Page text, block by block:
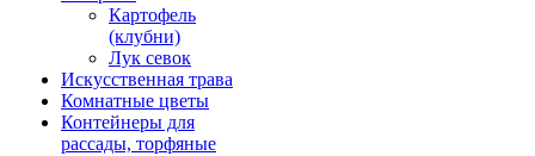
Картофель
(клубни)
Лук севок
Искусственная трава
Комнатные цветы
Контейнеры для
рассады, торфяные